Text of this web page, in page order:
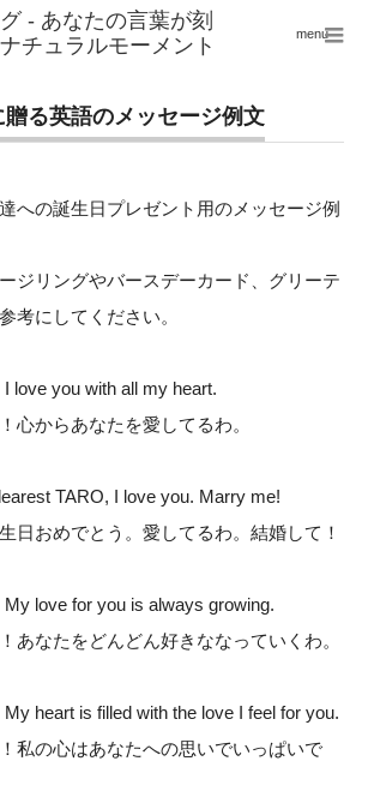
menu
る英語のメッセージ例文
への誕生日プレゼント用のメッセージ例
ジリングやバースデーカード、グリーテ
考にしてください。
love you with all my heart.
心からあなたを愛してるわ。
TARO, I love you. Marry me!
日おめでとう。愛してるわ。結婚して！
love for you is always growing.
あなたをどんどん好きななっていくわ。
heart is filled with the love I feel for you.
私の心はあなたへの思いでいっぱいで